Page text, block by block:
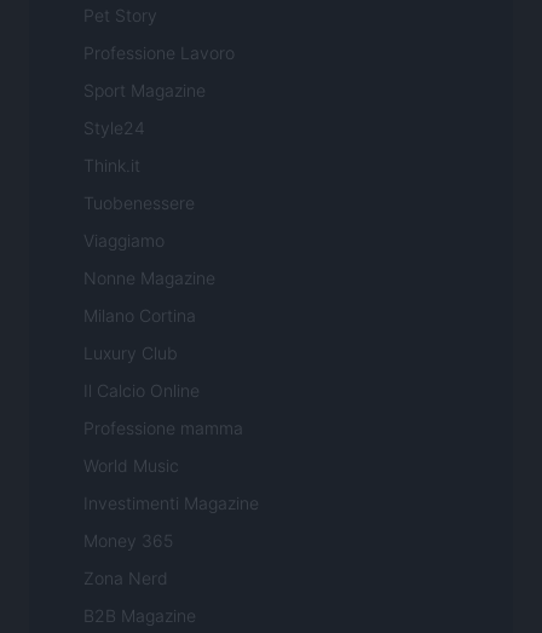
Pet Story
Professione Lavoro
Sport Magazine
Style24
Think.it
Tuobenessere
Viaggiamo
Nonne Magazine
Milano Cortina
Luxury Club
Il Calcio Online
Professione mamma
World Music
Investimenti Magazine
Money 365
Zona Nerd
B2B Magazine